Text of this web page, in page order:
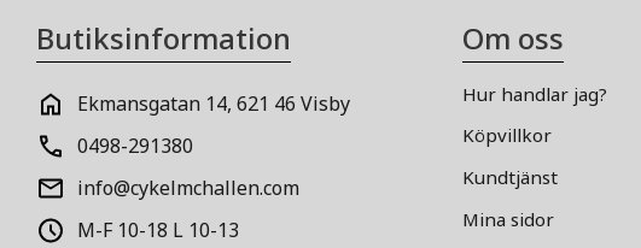
Butiksinformation
Ekmansgatan 14, 621 46 Visby
0498-291380
info@cykelmchallen.com
M-F 10-18 L 10-13
Om oss
Hur handlar jag?
Köpvillkor
Kundtjänst
Mina sidor